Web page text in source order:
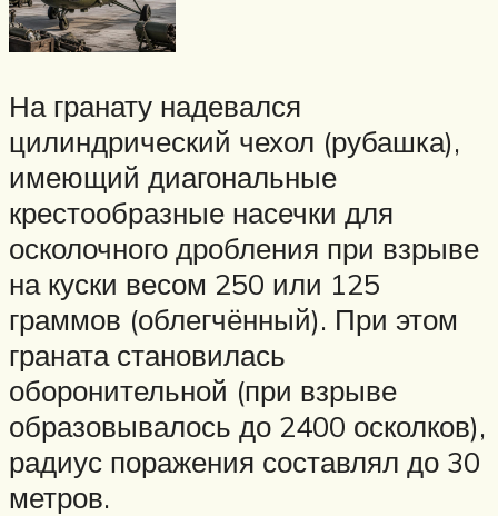
На гранату надевался
цилиндрический чехол (рубашка),
имеющий диагональные
крестообразные насечки для
осколочного дробления при взрыве
на куски весом 250 или 125
граммов (облегчённый). При этом
граната становилась
оборонительной (при взрыве
образовывалось до 2400 осколков),
радиус поражения составлял до 30
метров.